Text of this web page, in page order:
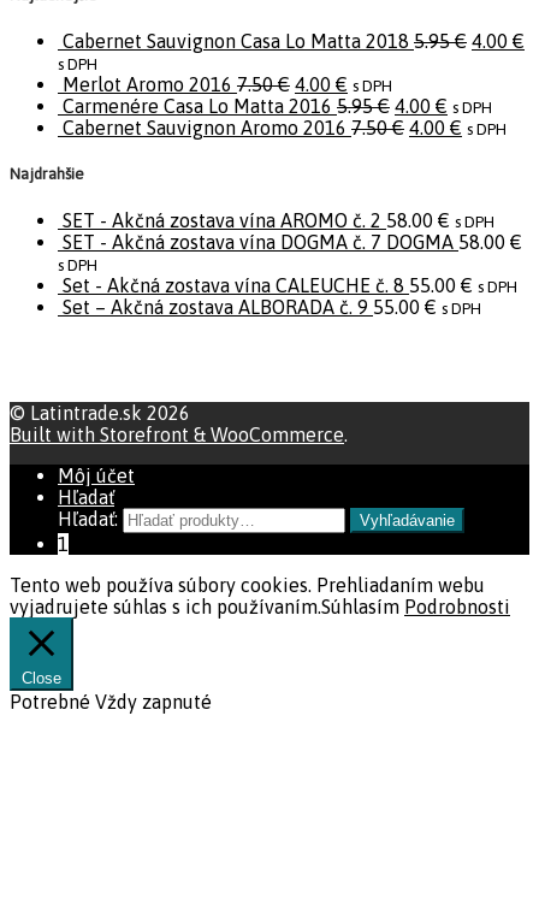
Cabernet Sauvignon Casa Lo Matta 2018 5.95€ 4.00 €
s DPH
Merlot Aromo 2016 7.50€ 4.00 € s DPH
Carmenére Casa Lo Matta 2016 5.95€ 4.00 € s DPH
Cabernet Sauvignon Aromo 2016 7.50€ 4.00 € s DPH
Najdrahšie
SET - Akčná zostava vína AROMO č. 2 58.00 € s DPH
SET - Akčná zostava vína DOGMA č. 7 DOGMA 58.00 €
s DPH
Set - Akčná zostava vína CALEUCHE č. 8 55.00 € s DPH
Set – Akčná zostava ALBORADA č. 9 55.00 € s DPH
© Latintrade.sk 2026
Built with Storefront & WooCommerce.
Môj účet
Hľadať
Hľadať:
Vyhľadávanie
1
Tento web používa súbory cookies. Prehliadaním webu
vyjadrujete súhlas s ich používaním.Súhlasím Podrobnosti
Close
Potrebné Vždy zapnuté